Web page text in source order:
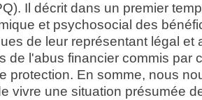
Il décrit dans un premier
et psychosocial des
de leur représentant légal et
de l'abus financier commis par
protection. En somme, nous
vivre une situation présumée